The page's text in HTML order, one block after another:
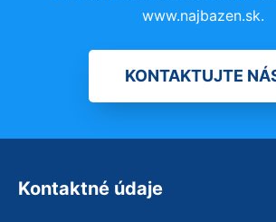
www.najbazen.sk.
KONTAKTUJTE
Kontaktné údaje